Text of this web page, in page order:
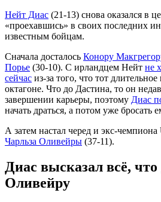
Нейт Диас (21-13) снова оказался в
«проехавшись» в своих последних
известным бойцам.
Сначала досталось Конору
Порье (30-10). С ирландцем Нейт не
сейчас из-за того, что тот
октагоне. Что до Дастина, то он
завершении карьеры, поэтому Диас
начать драться, а потом уже бросать
А затем настал черед и экс-чемпиона
Чарльза Оливейры (37-11).
Диас высказал всё,
Оливейру